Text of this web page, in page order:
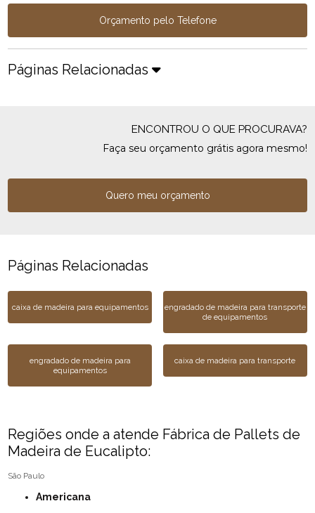
Orçamento pelo Telefone
Páginas Relacionadas
ENCONTROU O QUE PROCURAVA?
Faça seu orçamento grátis agora mesmo!
Quero meu orçamento
Páginas Relacionadas
caixa de madeira para equipamentos
engradado de madeira para transporte
de equipamentos
engradado de madeira para
equipamentos
caixa de madeira para transporte
Regiões onde a atende Fábrica de Pallets de
Madeira de Eucalipto:
São Paulo
Americana